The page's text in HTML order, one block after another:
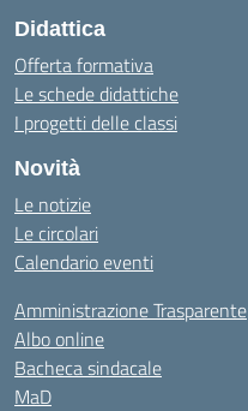
Didattica
Offerta formativa
Le schede didattiche
I progetti delle classi
Novità
Le notizie
Le circolari
Calendario eventi
Amministrazione Trasparente
Albo online
Bacheca sindacale
MaD